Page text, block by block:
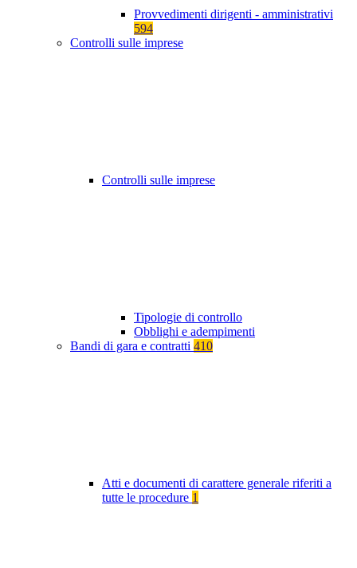
Provvedimenti dirigenti - amministrativi
594
Controlli sulle imprese
Controlli sulle imprese
Tipologie di controllo
Obblighi e adempimenti
Bandi di gara e contratti 410
Atti e documenti di carattere generale riferiti a
tutte le procedure 1